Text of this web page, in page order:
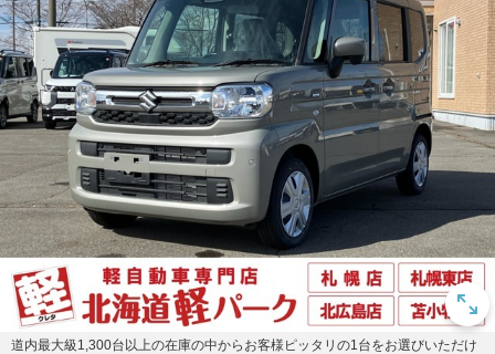
道内最大級1,300台以上の在庫の中からお客様ピッタリの1台をお選びいただけ